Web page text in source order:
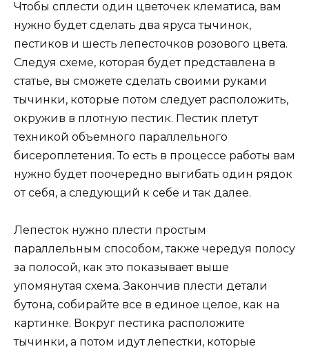
Чтобы сплести один цветочек клематиса, вам
нужно будет сделать два яруса тычинок,
пестиков и шесть лепесточков розового цвета.
Следуя схеме, которая будет представлена в
статье, вы сможете сделать своими руками
тычинки, которые потом следует расположить,
окружив в плотную пестик. Пестик плетут
техникой объемного параллельного
бисероплетения. То есть в процессе работы вам
нужно будет поочередно выгибать один рядок
от себя, а следующий к себе и так далее.
Лепесток нужно плести простым
параллельным способом, также чередуя полосу
за полосой, как это показывает выше
упомянутая схема. Закончив плести детали
бутона, собирайте все в единое целое, как на
картинке. Вокруг пестика расположите
тычинки, а потом идут лепестки, которые